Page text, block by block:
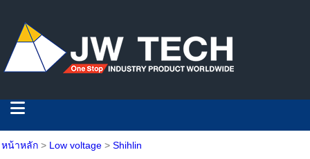
หน้าหลัก > Low voltage > Shihlin